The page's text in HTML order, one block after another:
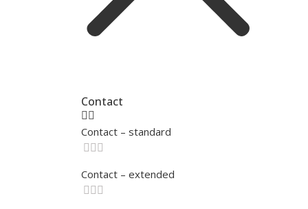
Contact
Contact – standard
Contact – extended